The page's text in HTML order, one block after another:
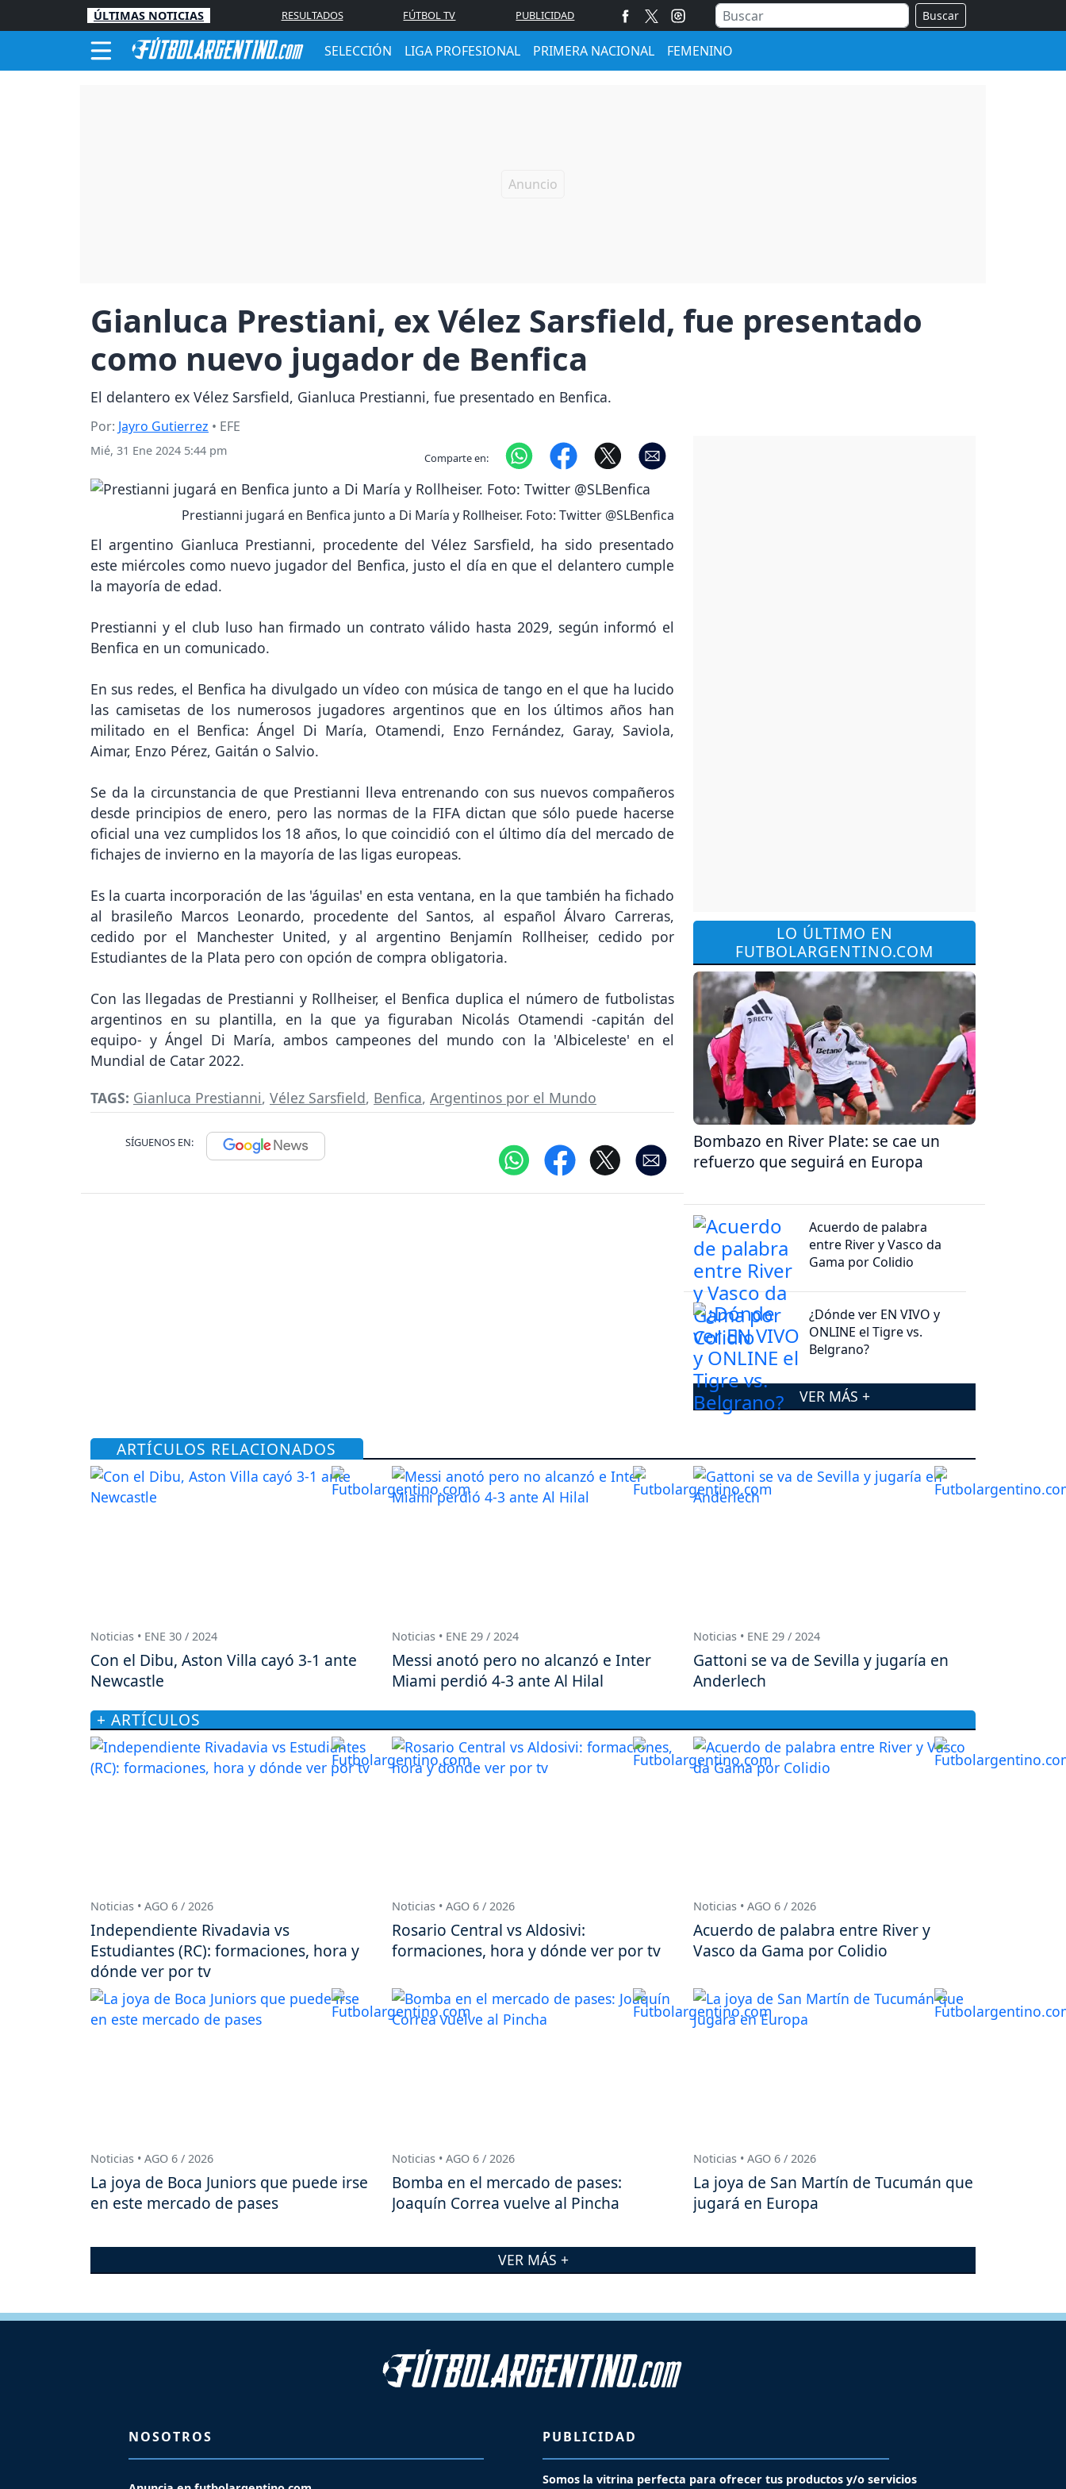
ÚLTIMAS NOTICIAS RESULTADOS FÚTBOL TV PUBLICIDAD Buscar
SELECCIÓN LIGA PROFESIONAL PRIMERA NACIONAL FEMENINO
Gianluca Prestiani, ex Vélez Sarsfield, fue presentado
como nuevo jugador de Benfica
El delantero ex Vélez Sarsfield, Gianluca Prestianni, fue presentado en Benfica.
Por: Jayro Gutierrez • EFE
Mié, 31 Ene 2024 5:44 pm Comparte en:
Prestianni jugará en Benfica junto a Di María y Rollheiser. Foto: Twitter @SLBenfica
El argentino Gianluca Prestianni, procedente del Vélez Sarsfield, ha sido presentado
este miércoles como nuevo jugador del Benfica, justo el día en que el delantero cumple
la mayoría de edad.
Prestianni y el club luso han firmado un contrato válido hasta 2029, según informó el
Benfica en un comunicado.
En sus redes, el Benfica ha divulgado un vídeo con música de tango en el que ha lucido
las camisetas de los numerosos jugadores argentinos que en los últimos años han
militado en el Benfica: Ángel Di María, Otamendi, Enzo Fernández, Garay, Saviola,
Aimar, Enzo Pérez, Gaitán o Salvio.
Se da la circunstancia de que Prestianni lleva entrenando con sus nuevos compañeros
desde principios de enero, pero las normas de la FIFA dictan que sólo puede hacerse
oficial una vez cumplidos los 18 años, lo que coincidió con el último día del mercado de
fichajes de invierno en la mayoría de las ligas europeas.
Es la cuarta incorporación de las 'águilas' en esta ventana, en la que también ha fichado
al brasileño Marcos Leonardo, procedente del Santos, al español Álvaro Carreras,
cedido por el Manchester United, y al argentino Benjamín Rollheiser, cedido por
Estudiantes de la Plata pero con opción de compra obligatoria.
Con las llegadas de Prestianni y Rollheiser, el Benfica duplica el número de futbolistas
argentinos en su plantilla, en la que ya figuraban Nicolás Otamendi -capitán del
equipo- y Ángel Di María, ambos campeones del mundo con la 'Albiceleste' en el
Mundial de Catar 2022.
TAGS: Gianluca Prestianni, Vélez Sarsfield, Benfica, Argentinos por el Mundo
SÍGUENOS EN:
LO ÚLTIMO EN
FUTBOLARGENTINO.COM
Bombazo en River Plate: se cae un
refuerzo que seguirá en Europa
Acuerdo de palabra
entre River y Vasco da
Gama por Colidio
¿Dónde ver EN VIVO y
ONLINE el Tigre vs.
Belgrano?
VER MÁS +
ARTÍCULOS RELACIONADOS
Noticias • ENE 30 / 2024
Con el Dibu, Aston Villa cayó 3-1 ante
Newcastle
Noticias • ENE 29 / 2024
Messi anotó pero no alcanzó e Inter
Miami perdió 4-3 ante Al Hilal
Noticias • ENE 29 / 2024
Gattoni se va de Sevilla y jugaría en
Anderlech
+ ARTÍCULOS
Noticias • AGO 6 / 2026
Independiente Rivadavia vs
Estudiantes (RC): formaciones, hora y
dónde ver por tv
Noticias • AGO 6 / 2026
Rosario Central vs Aldosivi:
formaciones, hora y dónde ver por tv
Noticias • AGO 6 / 2026
Acuerdo de palabra entre River y
Vasco da Gama por Colidio
Noticias • AGO 6 / 2026
La joya de Boca Juniors que puede irse
en este mercado de pases
Noticias • AGO 6 / 2026
Bomba en el mercado de pases:
Joaquín Correa vuelve al Pincha
Noticias • AGO 6 / 2026
La joya de San Martín de Tucumán que
jugará en Europa
VER MÁS +
NOSOTROS PUBLICIDAD
Somos la vitrina perfecta para ofrecer tus productos y/o servicios